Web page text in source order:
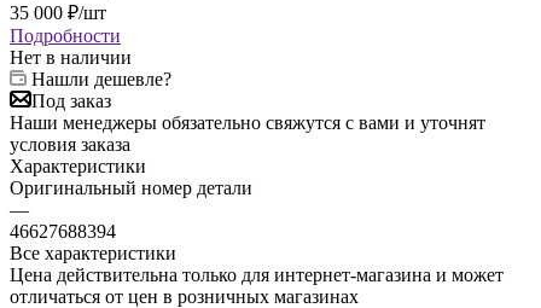
35 000 ₽/шт
Подробности
Нет в наличии
Нашли дешевле?
Под заказ
Наши менеджеры обязательно свяжутся с вами и уточнят
условия заказа
Характеристики
Оригинальный номер детали
—
46627688394
Все характеристики
Цена действительна только для интернет-магазина и может
отличаться от цен в розничных магазинах